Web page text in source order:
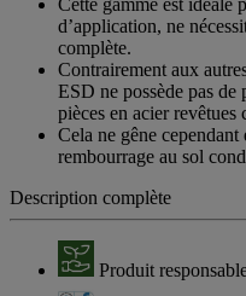
d’application, ne
complète.
Contrairement aux
ESD ne possède pas de
pièces en acier revêtues
Cela ne gêne
rembourrage au sol
Description complète
Produit